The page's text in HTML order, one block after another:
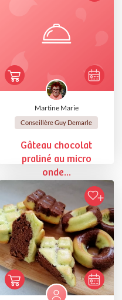
Martine Marie
Conseillère Guy Demarle
Gâteau chocolat
praliné au micro
onde...